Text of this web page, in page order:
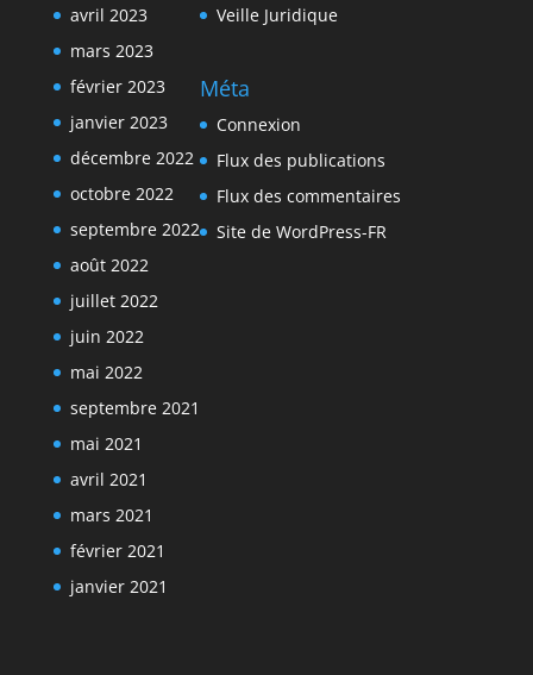
avril 2023
mars 2023
février 2023
janvier 2023
décembre 2022
octobre 2022
septembre 2022
août 2022
juillet 2022
juin 2022
mai 2022
septembre 2021
mai 2021
avril 2021
mars 2021
février 2021
janvier 2021
Veille Juridique
Méta
Connexion
Flux des publications
Flux des commentaires
Site de WordPress-FR